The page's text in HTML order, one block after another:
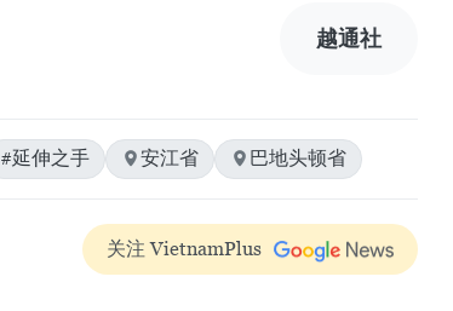
越通社
#延伸之手 安江省 巴地头顿省
关注 VietnamPlus